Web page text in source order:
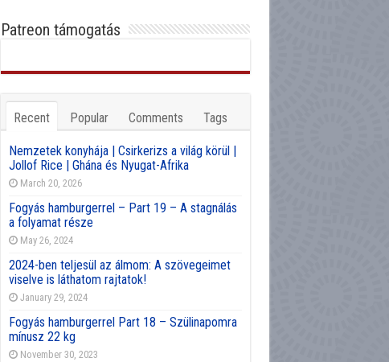
Patreon támogatás
Recent Popular Comments Tags
Nemzetek konyhája | Csirkerizs a világ körül |
Jollof Rice | Ghána és Nyugat-Afrika
March 20, 2026
Fogyás hamburgerrel – Part 19 – A stagnálás
a folyamat része
May 26, 2024
2024-ben teljesül az álmom: A szövegeimet
viselve is láthatom rajtatok!
January 29, 2024
Fogyás hamburgerrel Part 18 – Szülinapomra
mínusz 22 kg
November 30, 2023